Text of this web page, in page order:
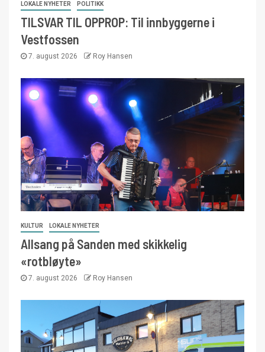
LOKALE NYHETER POLITIKK
TILSVAR TIL OPPROP: Til innbyggerne i
Vestfossen
7. august 2026 Roy Hansen
KULTUR LOKALE NYHETER
Allsang på Sanden med skikkelig
«rotbløyte»
7. august 2026 Roy Hansen